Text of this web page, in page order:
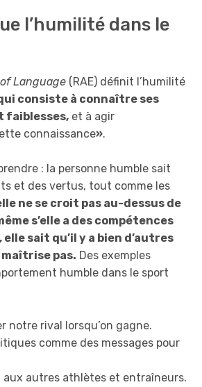
l’humilité dans le
Language (RAE) définit l’humilité
consiste à connaître ses
faiblesses, et à agir
connaissance».
: la personne humble sait
et des vertus, tout comme les
ne se croit pas au-dessus de
s’elle a des compétences
sait qu’il y a bien d’autres
maîtrise pas. Des exemples
humble dans le sport
notre rival lorsqu’on gagne.
comme des messages pour
aux autres athlètes et entraîneurs.